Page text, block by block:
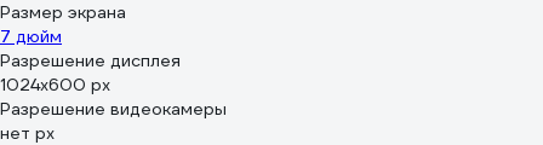
Размер экрана
7 дюйм
Разрешение дисплея
1024х600 px
Разрешение видеокамеры
нет px